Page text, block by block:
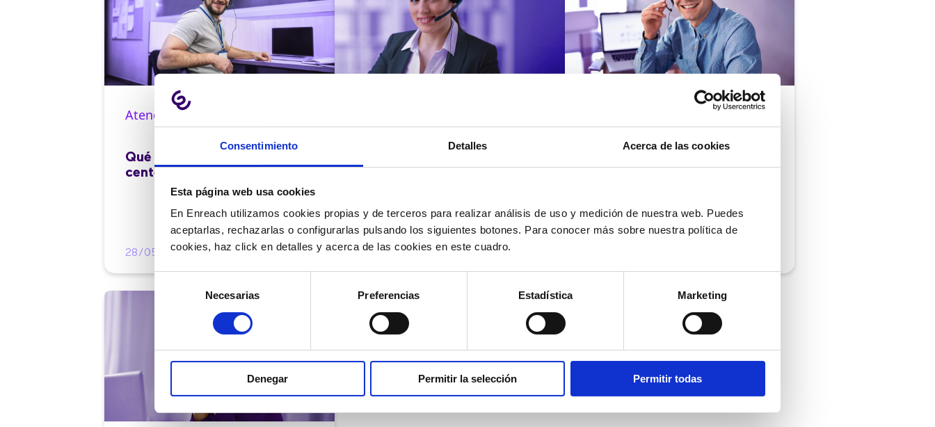
Consentimiento Detalles Acerca de las cookies
Esta página web usa cookies
En Enreach utilizamos cookies propias y de terceros para realizar análisis de uso y medición de nuestra web. Puedes
aceptarlas, rechazarlas o configurarlas pulsando los siguientes botones. Para conocer más sobre nuestra política de
cookies, haz click en detalles y acerca de las cookies en este cuadro.
consentimiento
Necesarias Preferencias Estadística Marketing
Denegar Permitir la selección Permitir todas
Atención al cliente |
Qué es el FCR en un contact
center y cómo mejorarlo
28/05/2026
Cómo automatizar la
evaluación de llamadas en
12/05/2026
Cómo comprobar si tu
los tiempos de respuesta